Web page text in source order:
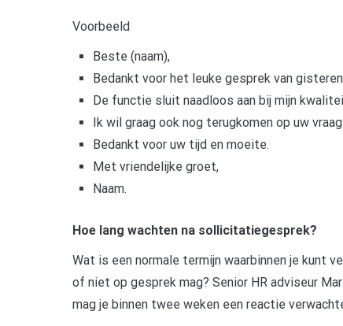
Voorbeeld
Beste (naam),
Bedankt voor het leuke gesprek van
De functie sluit naadloos aan bij mijn
Ik wil graag ook nog terugkomen op uw vraag
Bedankt voor uw tijd en moeite.
Met vriendelijke groet,
Naam.
Hoe lang wachten na sollicitatiegesprek?
Wat is een normale termijn waarbinnen je kunt
of niet op gesprek mag? Senior HR adviseur
mag je binnen twee weken een reactie